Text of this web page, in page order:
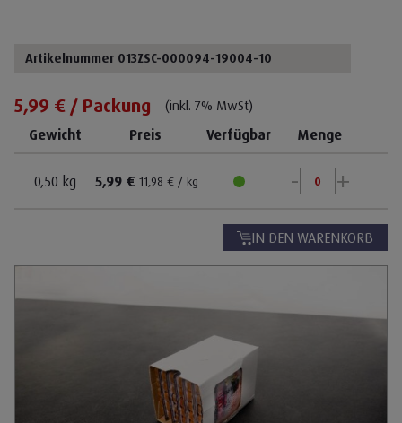
Artikelnummer 013ZSC-000094-19004-10
5,99 € / Packung (inkl. 7% MwSt)
Gewicht Preis Verfügbar Menge
0,50 kg 5,99 € 11,98 € / kg - +
IN DEN WARENKORB